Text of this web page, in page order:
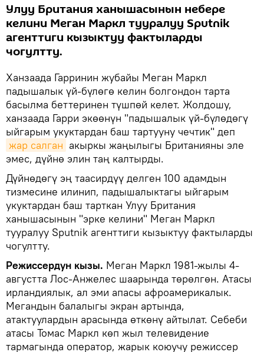
Улуу Британия ханышасынын небере
келини Меган Маркл тууралуу Sputnik
агенттиги кызыктуу фактыларды
чогултту.
Ханзаада Гарринин жубайы Меган Маркл
падышалык үй-бүлөгө келин болгондон тарта
басылма беттеринен түшпөй келет. Жолдошу,
ханзаада Гарри экөөнүн "падышалык үй-бүлөдөгү
ыйгарым укуктардан баш тартууну чечтик" деп
жар салган акыркы жаңылыгы Британияны эле
эмес, дүйнө элин таң калтырды.
Дүйнөдөгү эң таасирдүү делген 100 адамдын
тизмесине илинип, падышалыктагы ыйгарым
укуктардан баш тарткан Улуу Британия
ханышасынын "эрке келини" Меган Маркл
тууралуу Sputnik агенттиги кызыктуу фактыларды
чогултту.
Режиссердун кызы. Меган Маркл 1981-жылы 4-
августта Лос-Анжелес шаарында төрөлгөн. Атасы
ирландиялык, ал эми апасы афроамерикалык.
Мегандын балалыгы экран артында,
атактуулардын арасында өткөнү айтылат. Себеби
атасы Томас Маркл көп жыл телевидение
тармагында оператор, жарык коюучу режиссер